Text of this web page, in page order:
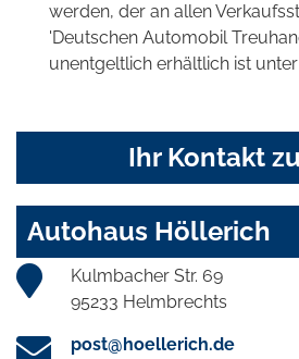
werden, der an allen
'Deutschen Automobil
unentgeltlich erhältlich ist
Ihr Kontakt
Autohaus Höllerich
Kulmbacher Str. 69
95233 Helmbrechts
post@hoellerich.de